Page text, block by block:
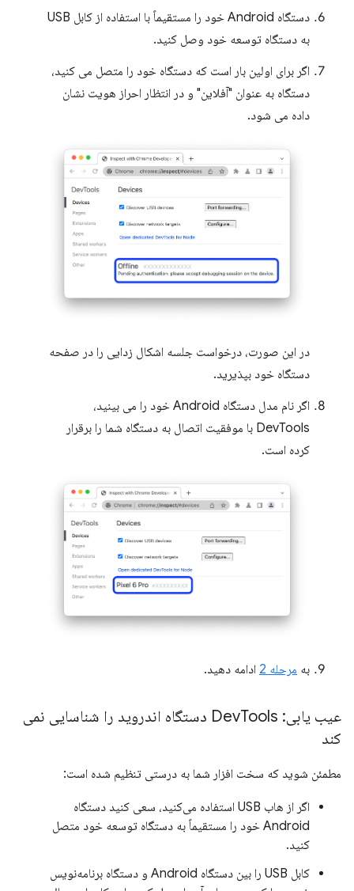
دستگاه Android خود را مستقیماً با استفاده از کابل USB
به دستگاه توسعه خود وصل کنید.
اگر برای اولین بار است که دستگاه خود را متصل می کنید،
دستگاه به عنوان "آفلاین" و در انتظار احراز هویت نشان
داده می شود.
در این صورت، درخواست جلسه اشکال زدایی را در صفحه
دستگاه خود بپذیرید.
اگر نام مدل دستگاه Android خود را می بینید،
DevTools با موفقیت اتصال به دستگاه شما را برقرار
کرده است.
به مرحله 2 ادامه دهید.
عیب یابی: Dev
Tools دستگاه اندروید را شناسایی نمی
کند
مطمئن شوید که سخت افزار شما به درستی تنظیم شده است:
اگر از هاب USB استفاده می‌کنید، سعی کنید دستگاه
Android خود را مستقیماً به دستگاه توسعه خود متصل
کنید.
کابل USB را بین دستگاه Android و دستگاه برنامه‌نویس